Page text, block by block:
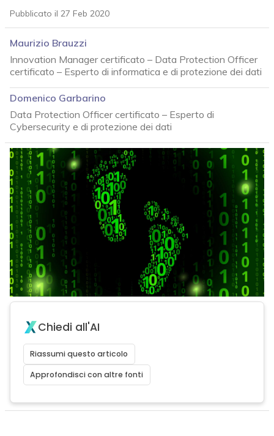
Pubblicato il 27 Feb 2020
Maurizio Brauzzi
Innovation Manager certificato – Data Protection Officer
certificato – Esperto di informatica e di protezione dei dati
Domenico Garbarino
Data Protection Officer certificato – Esperto di
Cybersecurity e di protezione dei dati
Chiedi all'AI
Riassumi questo articolo
Approfondisci con altre fonti